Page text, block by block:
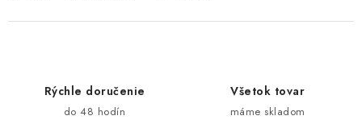
Rýchle doručenie
do 48 hodín
Všetok tovar
máme skladom